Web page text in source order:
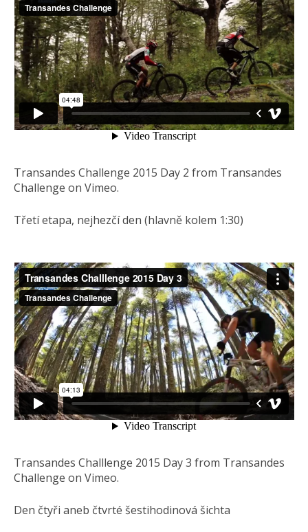
Transandes Challenge 2015 Day 2 from Transandes
Challenge on Vimeo.
Třetí etapa, nejhezčí den (hlavně kolem 1:30)
Transandes Challlenge 2015 Day 3 from Transandes
Challenge on Vimeo.
Den čtyři aneb čtvrté šestihodinová šichta